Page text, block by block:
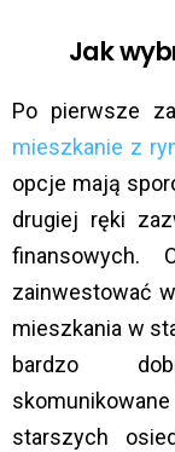
Jak
Po pierwsze
mieszkanie z
opcje mają
drugiej ręki
finansowych.
zainwestować
mieszkania w
bardzo
starszych